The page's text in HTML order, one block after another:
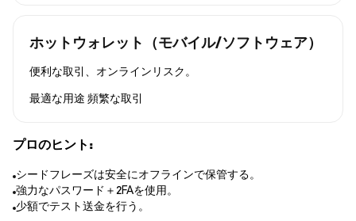
ホットウォレット（モバイル/ソフトウェア）
便利な取引、オンラインリスク。
最適な用途 頻繁な取引
プロのヒント:
シードフレーズは安全にオフラインで保管する。
強力なパスワード＋2FAを使用。
少額でテスト送金を行う。